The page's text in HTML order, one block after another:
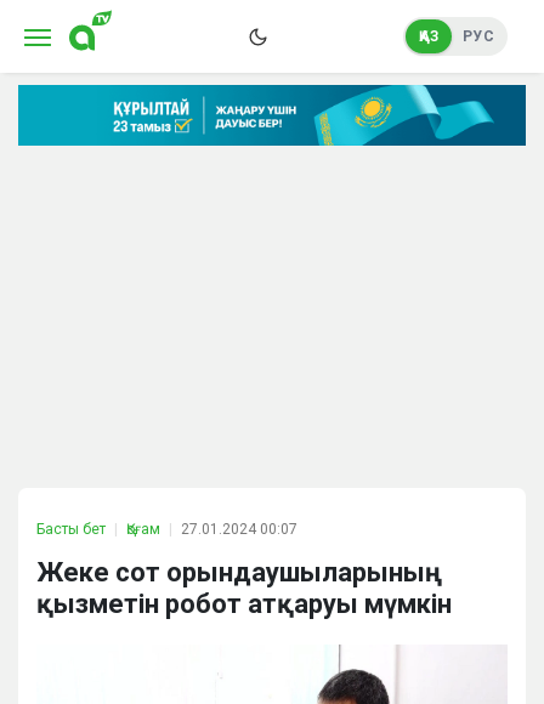
ҚАЗ РУС
Басты бет Қоғам 27.01.2024 00:07
Жеке сот орындаушыларының
қызметін робот атқаруы мүмкін